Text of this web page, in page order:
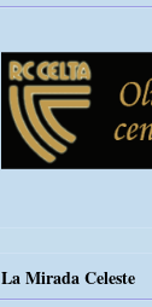
La Mirada Celeste